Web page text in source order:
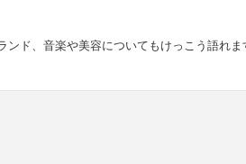
ド、音楽や美容についてもけっこう語れま